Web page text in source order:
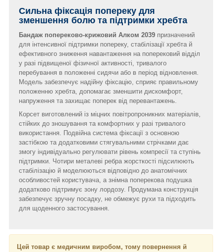
Сильна фіксація попереку для
зменшення болю та підтримки хребта
Бандаж попереково-крижовий Алком 2039 призначений
для інтенсивної підтримки попереку, стабілізації хребта й
ефективного зниження навантаження на поперековий відділ
у разі підвищеної фізичної активності, тривалого
перебування в положенні сидячи або в період відновлення.
Модель забезпечує надійну фіксацію, сприяє правильному
положенню хребта, допомагає зменшити дискомфорт,
напруження та захищає поперек від перевантажень.
Корсет виготовлений із міцних повітропроникних матеріалів,
стійких до зношування та комфортних у разі тривалого
використання. Подвійна система фіксації з основною
застібкою та додатковими стягувальними стрічками дає
змогу індивідуально регулювати рівень компресії та ступінь
підтримки. Чотири металеві ребра жорсткості підсилюють
стабілізацію й моделюються відповідно до анатомічних
особливостей користувача, а знімна поперекова подушка
додатково підтримує зону лордозу. Продумана конструкція
забезпечує зручну посадку, не обмежує рухи та підходить
для щоденного застосування.
Цей товар є медичним виробом, тому повернення й